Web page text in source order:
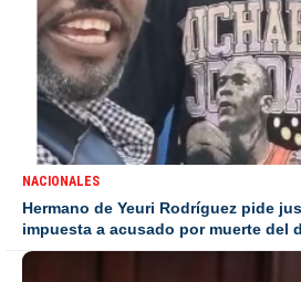
NACIONALES
Hermano de Yeuri Rodríguez pide
impuesta a acusado por muerte del